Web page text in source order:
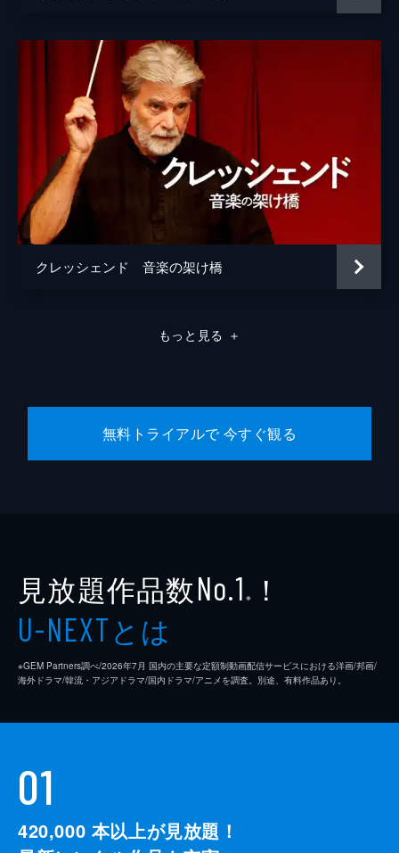
クレッシェンド 音楽の架け橋
もっと見る ＋
無料トライアルで 今すぐ観る
見放題作品数No.1 ※ ！
U-NEXTとは
※GEM Partners調べ/2026年7⽉ 国内の主要な定額制動画配信サービスにおける洋画/邦画/
海外ドラマ/韓流・アジアドラマ/国内ドラマ/アニメを調査。別途、有料作品あり。
01
420,000 本以上が見放題！